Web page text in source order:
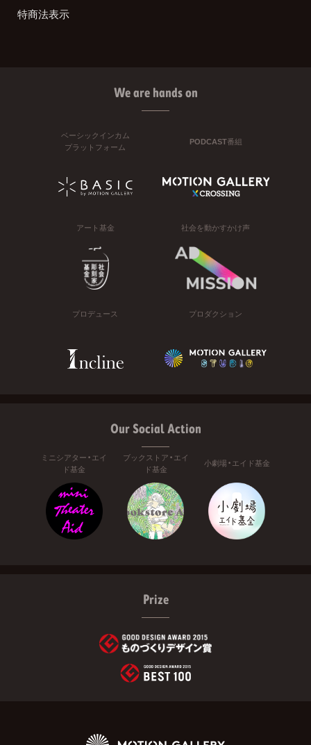
特商法表示
We are hands on
ベーシックインカム
プラットフォーム
PODCAST番組
アート基金 社会を動かすかけ声
プロデュース プロダクション
Our Social Action
ミニシアター・エイ
ド基金
ブックストア・エイ
ド基金
小劇場・エイド基金
Prize